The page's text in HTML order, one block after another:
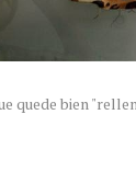
quede bien